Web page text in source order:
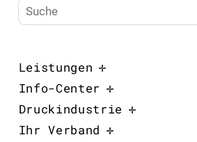
Leistungen
Info-Center
Druckindustrie
Ihr Verband